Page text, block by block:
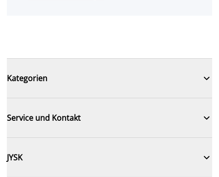
Kategorien 
Service und Kontakt 
JYSK 